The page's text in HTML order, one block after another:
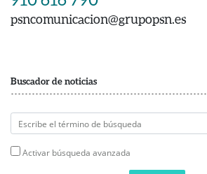
psncomunicacion@grupopsn.es
Buscador de noticias
Activar búsqueda avanzada